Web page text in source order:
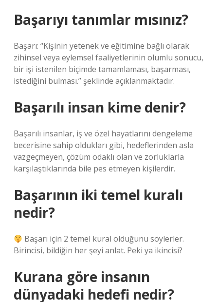
Başarıyı tanımlar mısınız?
Başarı: “Kişinin yetenek ve eğitimine bağlı olarak
zihinsel veya eylemsel faaliyetlerinin olumlu sonucu,
bir işi istenilen biçimde tamamlaması, başarması,
istediğini bulması.” şeklinde açıklanmaktadır.
Başarılı insan kime denir?
Başarılı insanlar, iş ve özel hayatlarını dengeleme
becerisine sahip oldukları gibi, hedeflerinden asla
vazgeçmeyen, çözüm odaklı olan ve zorluklarla
karşılaştıklarında bile pes etmeyen kişilerdir.
Başarının iki temel kuralı
nedir?
Başarı için 2 temel kural olduğunu söylerler.
Birincisi, bildiğin her şeyi anlat. Peki ya ikincisi?
Kurana göre insanın
dünyadaki hedefi nedir?